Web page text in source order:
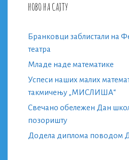
НОВО НА САЈТУ
Бранковци заблистали на
театра
Младе наде математике
Успеси наших малих
такмичењу „МИСЛИША“
Свечано обележен Дан
позоришту
Додела диплома поводом